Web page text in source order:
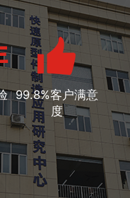
99.8%客户满意
度